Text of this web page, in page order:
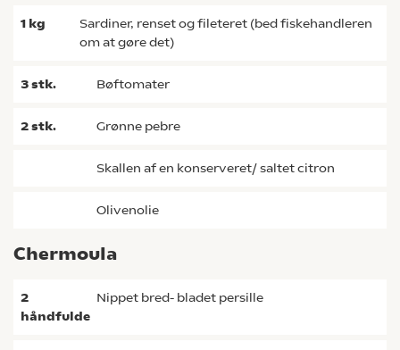
1 kg
sardiner, renset og fileteret (bed fiskehandleren
om at gøre det)
3stk. bøftomater
2stk. grønne pebre
Skallen af en konserveret/ saltet citron
olivenolie
Chermoula
2
håndfulde
nippet bred- bladet persille